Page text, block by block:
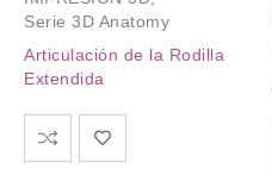
Serie 3D Anatomy
Articulación de la Rodilla
Extendida